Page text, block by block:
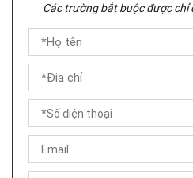
Các trường bắt buộc được chỉ